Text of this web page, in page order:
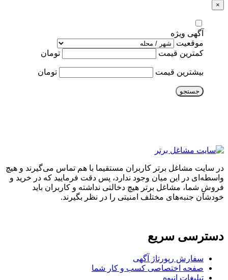
×
آگهی ویژه
موقعیت
کمترین قیمت
تومان
بیشترین قیمت تومان
جستجو
در سایت مشاغل برتر کاربران مستقیما با هم تماس می‌گیرند و هیچ
واسطه‌ای در این میان وجود ندارد، پس دقت فرمایید که در خرید و
فروشِ شما، مشاغل برتر هیچ دخالتی نداشته و کاربران باید
خودشان جنبه‌های مختلف امنیتی را در نظر بگیرند.
دسترسی سریع
سفارش رپورتاژ آگهی
صفحه اختصاصی کسب و کار شما
تبلیغات انبوه